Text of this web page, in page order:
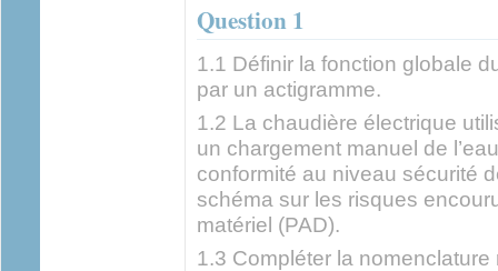
Question 1
1.1 Définir la fonction globale
par un actigramme.
1.2 La chaudière électrique
un chargement manuel de
conformité au niveau sécurité
schéma sur les risques
matériel (PAD).
1.3 Compléter la